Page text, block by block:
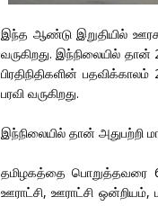
இந்த ஆண்டு இறுதியில்
வருகிறது. இந்நிலையில்
பிரதிநிதிகளின்
பரவி வருகிறது.
இந்நிலையில் தான்
தமிழகத்தை பொறுத்தவரை
ஊராட்சி, ஊராட்சி ஒன்றியம்,